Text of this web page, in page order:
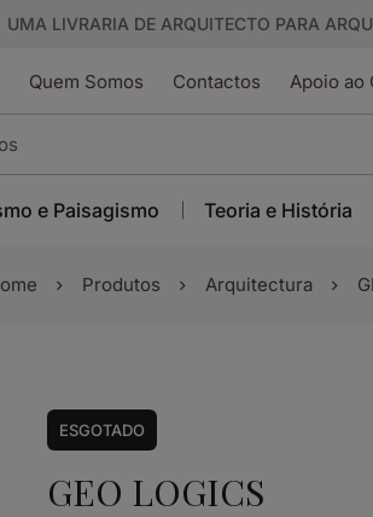
UMA LIVRARIA DE ARQUITECTO PARA
Quem Somos Contactos Apoio ao
e Paisagismo Teoria e História
Produtos Arquitectura
ESGOTADO
GEO LOGICS